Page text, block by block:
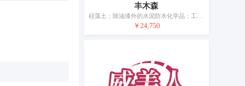
丰木森
硅藻土；除油漆外的水泥防水化学品；工业用化学品；混凝土用凝结剂；增润剂；增塑剂；肥料；上浆剂；墙砖黏合剂；工业用粘合剂和胶水
￥24,750